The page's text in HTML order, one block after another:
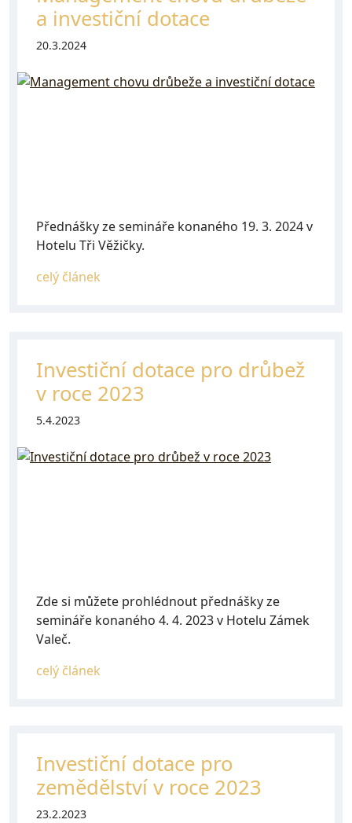
a investiční dotace
20.3.2024
Přednášky ze semináře konaného 19. 3. 2024 v
Hotelu Tři Věžičky.
celý článek
Investiční dotace pro drůbež
v roce 2023
5.4.2023
Zde si můžete prohlédnout přednášky ze
semináře konaného 4. 4. 2023 v Hotelu Zámek
Valeč.
celý článek
Investiční dotace pro
zemědělství v roce 2023
23.2.2023